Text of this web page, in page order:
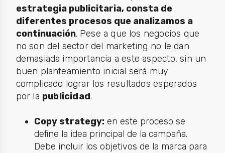
estrategia publicitaria, consta de
diferentes procesos que analizamos a
continuación. Pese a que los negocios que
no son del sector del marketing no le dan
demasiada importancia a este aspecto, sin un
buen planteamiento inicial será muy
complicado lograr los resultados esperados
por la publicidad.
Copy strategy:en este proceso se
define la idea principal de la campaña.
Debe incluir los objetivos de la marca para